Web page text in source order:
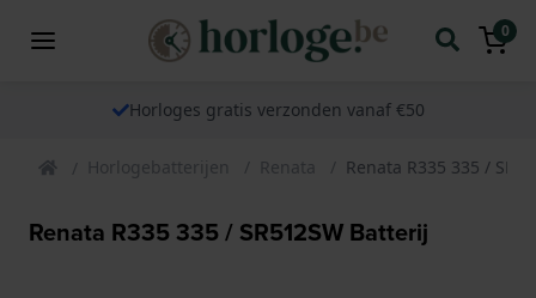
0
Horloges gratis verzonden vanaf €50
Horlogebatterijen Renata Renata R335 335 /
Renata R335 335 / SR512SW Batterij